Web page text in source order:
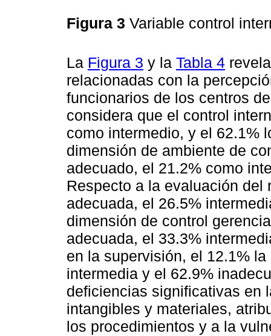
Figura 3 Variable control
La Figura 3 y la Tabla 4
relacionadas con la
funcionarios de los centros
considera que el control
como intermedio, y el 62.1%
dimensión de ambiente de
adecuado, el 21.2% como
Respecto a la evaluación del
adecuada, el 26.5%
dimensión de control
adecuada, el 33.3%
en la supervisión, el 12.1%
intermedia y el 62.9%
deficiencias significativas en
intangibles y materiales,
los procedimientos y a la